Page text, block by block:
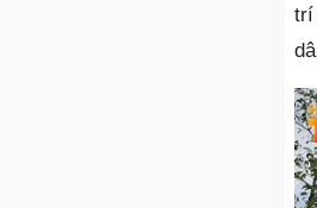
trí